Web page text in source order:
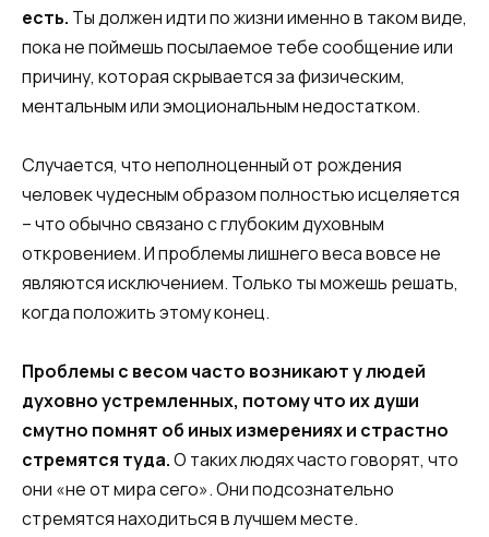
есть. Ты должен идти по жизни именно в таком виде,
пока не поймешь посылаемое тебе сообщение или
причину, которая скрывается за физическим,
ментальным или эмоциональным недостатком.
Случается, что неполноценный от рождения
человек чудесным образом полностью исцеляется
– что обычно связано с глубоким духовным
откровением. И проблемы лишнего веса вовсе не
являются исключением. Только ты можешь решать,
когда положить этому конец.
Проблемы с весом часто возникают у людей
духовно устремленных, потому что их души
смутно помнят об иных измерениях и страстно
стремятся туда.О таких людях часто говорят, что
они «не от мира сего». Они подсознательно
стремятся находиться в лучшем месте.